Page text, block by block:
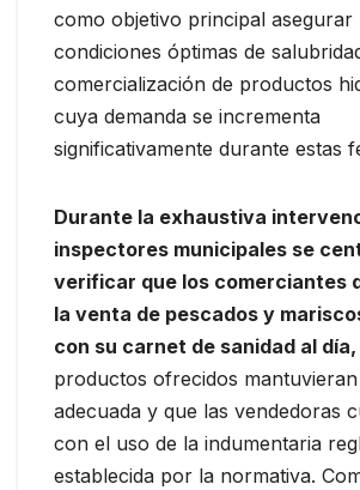
como objetivo principal asegurar
condiciones óptimas de
comercialización de productos
cuya demanda se incrementa
significativamente durante estas
Durante la exhaustiva
inspectores municipales se
verificar que los comerciantes
la venta de pescados y
con su carnet de sanidad al día,
productos ofrecidos
adecuada y que las vendedoras
con el uso de la indumentaria
establecida por la normativa.